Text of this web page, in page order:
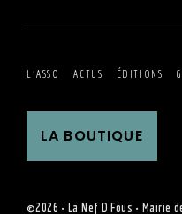
L’ASSO ACTUS ÉDITIONS
LA BOUTIQUE
©2026 • La Nef D Fous • Mairie